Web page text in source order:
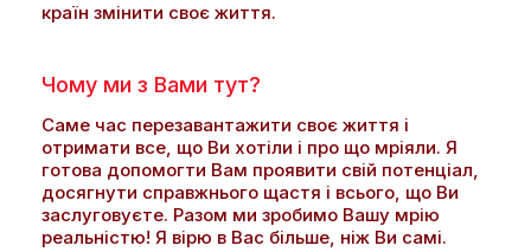
країн змінити своє життя.
Чому ми з Вами тут?
Саме час перезавантажити своє життя і
отримати все, що Ви хотіли і про що мріяли. Я
готова допомогти Вам проявити свій потенціал,
досягнути справжнього щастя і всього, що Ви
заслуговуєте. Разом ми зробимо Вашу мрію
реальністю! Я вірю в Вас більше, ніж Ви самі.
на участие в тренинге
Леди на Миллион в г.Киев
дата: 22 марта 2025
на участие в тренинге Леди
на миллион в г.Киев
дата: 22 марта 2025